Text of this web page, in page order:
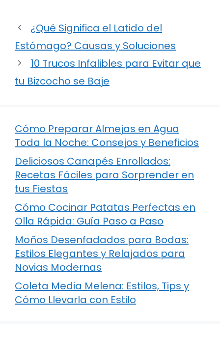
¿Qué Significa el Latido del
Estómago? Causas y Soluciones
10 Trucos Infalibles para Evitar que
tu Bizcocho se Baje
Cómo Preparar Almejas en Agua
Toda la Noche: Consejos y Beneficios
Deliciosos Canapés Enrollados:
Recetas Fáciles para Sorprender en
tus Fiestas
Cómo Cocinar Patatas Perfectas en
Olla Rápida: Guía Paso a Paso
Moños Desenfadados para Bodas:
Estilos Elegantes y Relajados para
Novias Modernas
Coleta Media Melena: Estilos, Tips y
Cómo Llevarla con Estilo